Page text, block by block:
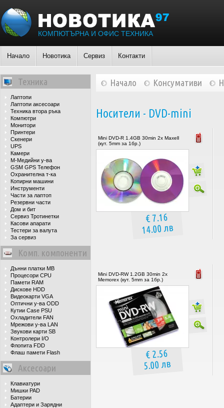
КОМПЮТЪРНА И ОФИС ТЕХНИКА
Начало Новотика Сервиз Контакти
Техника
Лаптопи
Лаптопи аксесоари
Техника втора ръка
Компютри
Монитори
Принтери
Скенери
UPS
Камери
М-Медийни у-ва
GSM GPS Телефон
Охранителна т-ка
Копирни машини
Инструменти
Части за лаптоп
Резервни части
Дом и бит
Сервиз Тротинетки
Касови апарати
Тестери за валута
За сервиз
Комп. компоненти
Дънни платки MB
Процесори CPU
Памети RAM
Дискове HDD
Видеокарти VGA
Оптични у-ва ODD
Кутии Case PSU
Охладители FAN
Мрежови у-ва LAN
Звукови карти SB
Контролери I/O
Флопита FDD
Флаш памети Flash
Аксесоари
Клавиатури
Мишки PAD
Батерии
Адаптери и Зарядни
Начало Консумативи
Носители - DVD-mini
Mini DVD-R 1.4GB 30min 2x Maxell
(кут. 5mm за 1бр.)
€ 7.16
14.00 лв
Mini DVD-RW 1.2GB 30min 2x
Memorex (кут. 5mm за 1бр.)
€ 2.56
5.00 лв